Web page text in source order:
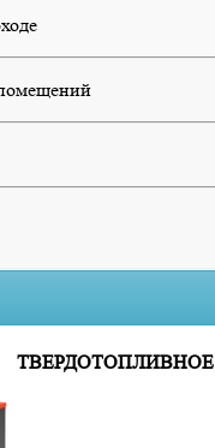
ТВЕРДОТОПЛИВНОЕ